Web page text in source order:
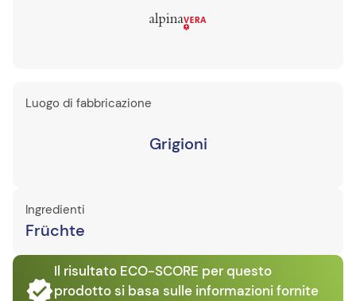
Luogo di fabbricazione
Grigioni
Ingredienti
Früchte
Il risultato ECO-SCORE per questo
prodotto si basa sulle informazioni fornite